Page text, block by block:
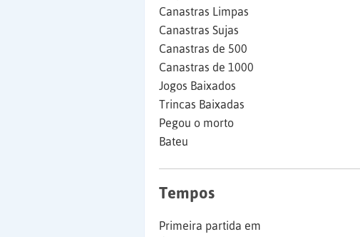
Canastras Limpas
Canastras Sujas
Canastras de 500
Canastras de 1000
Jogos Baixados
Trincas Baixadas
Pegou o morto
Bateu
Tempos
Primeira partida em